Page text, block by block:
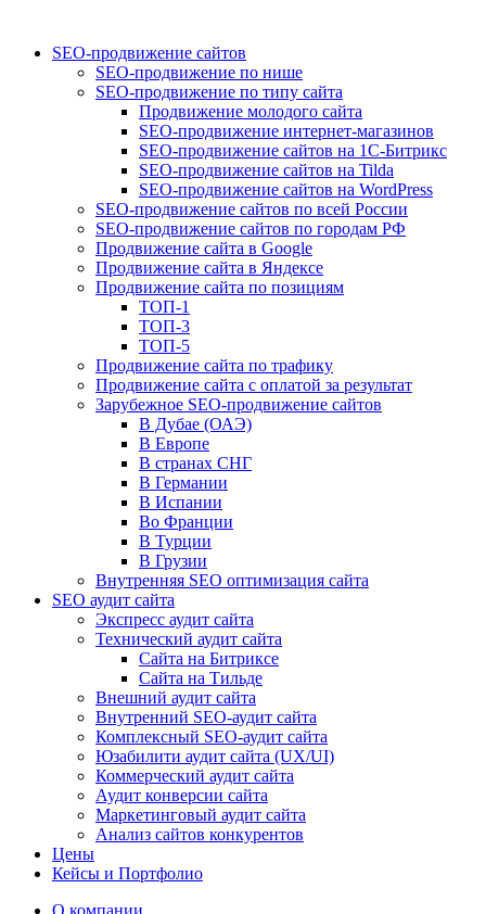
SEO-продвижение сайтов
SEO-продвижение по нише
SEO-продвижение по типу сайта
Продвижение молодого сайта
SEO-продвижение интернет-магазинов
SEO-продвижение сайтов на 1С-Битрикс
SEO-продвижение сайтов на Tilda
SEO-продвижение сайтов на WordPress
SEO-продвижение сайтов по всей России
SEO-продвижение сайтов по городам РФ
Продвижение сайта в Google
Продвижение сайта в Яндексе
Продвижение сайта по позициям
ТОП-1
ТОП-3
ТОП-5
Продвижение сайта по трафику
Продвижение сайта с оплатой за результат
Зарубежное SEO-продвижение сайтов
В Дубае (ОАЭ)
В Европе
В странах СНГ
В Германии
В Испании
Во Франции
В Турции
В Грузии
Внутренняя SEO оптимизация сайта
SEO аудит сайта
Экспресс аудит сайта
Технический аудит сайта
Сайта на Битриксе
Сайта на Тильде
Внешний аудит сайта
Внутренний SEO-аудит сайта
Комплексный SEO-аудит сайта
Юзабилити аудит сайта (UX/UI)
Коммерческий аудит сайта
Аудит конверсии сайта
Маркетинговый аудит сайта
Анализ сайтов конкурентов
Цены
Кейсы и Портфолио
О компании